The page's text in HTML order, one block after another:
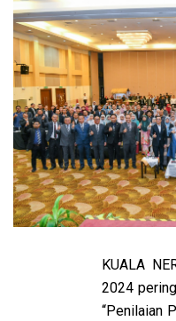
KUALA
2024
“Penilaian